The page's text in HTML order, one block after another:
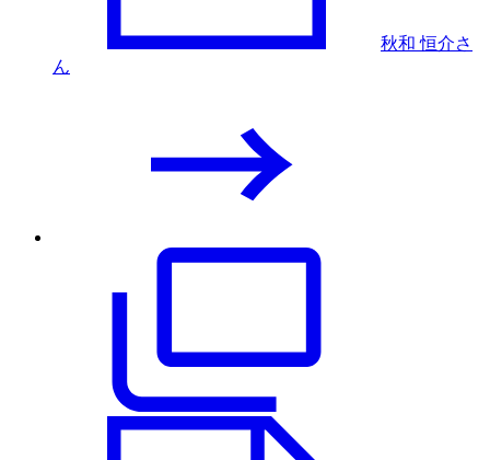
秋和 恒介さ
ん